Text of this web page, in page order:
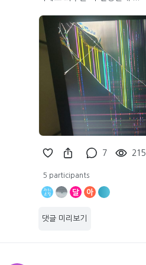
7 215
5 participants
달 아
댓글 미리보기